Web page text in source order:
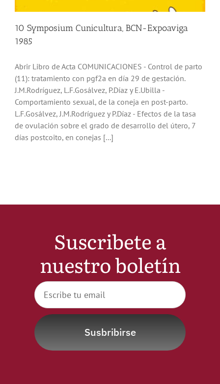
Noticias
Hazte Socio
Contactar
WooCommerce My Account
WooCommerce Cart
10 Symposium Cunicultura, BCN-Expoaviga
1985
Abrir Libro de Acta COMUNICACIONES - Control de parto
(11): tratamiento con pgf2a en día 29 de gestación.
J.M.Rodríguez, L.F.Gosálvez, P.Díaz y E.Ubilla -
Comportamiento sexual, de la coneja en post-parto.
L.F.Gosálvez, J.M.Rodríguez y P.Díaz - Efectos de la tasa
de ovulación sobre el grado de desarrollo del útero, 7
días postcoito, en conejas [...]
Suscribete a
nuestro boletín
Susbribirse